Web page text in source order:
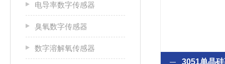
电导率数字传感器
臭氧数字传感器
数字溶解氧传感器